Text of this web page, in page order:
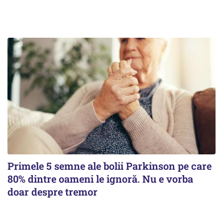
Primele 5 semne ale bolii Parkinson pe care
80% dintre oameni le ignoră. Nu e vorba
doar despre tremor